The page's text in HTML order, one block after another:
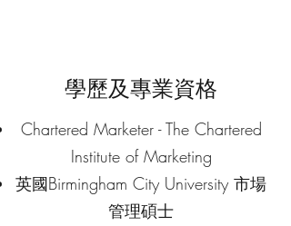
學歷及專業資格
Chartered Marketer - The Chartered
Institute of Marketing
英國Birmingham City University 市場
管理碩士